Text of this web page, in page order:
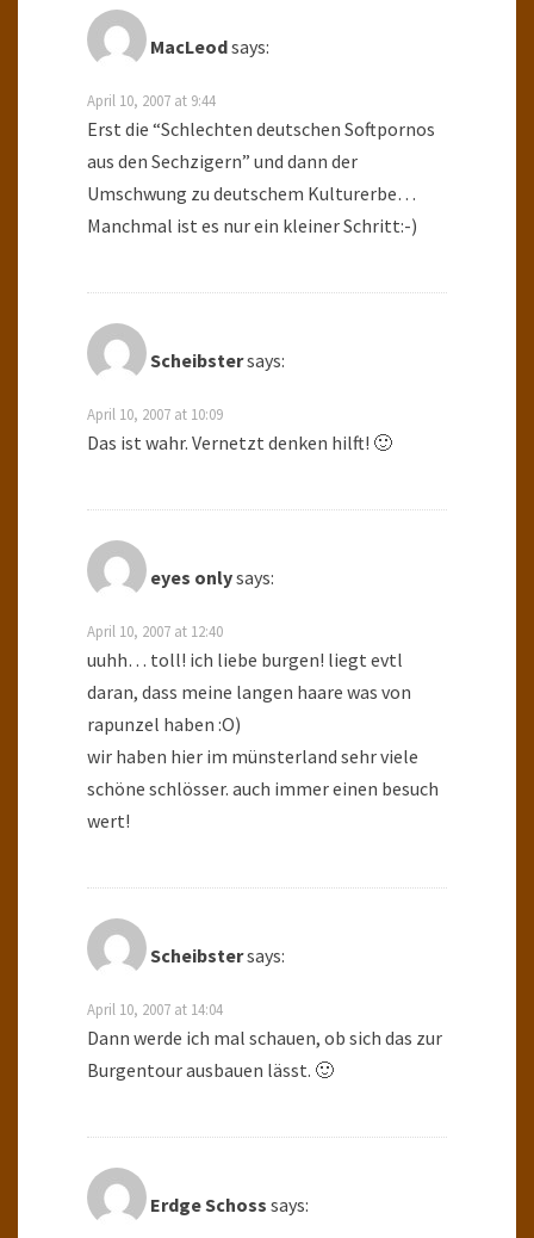
MacLeodsays:
April 10, 2007 at 9:44
Erst die “Schlechten deutschen Softpornos
aus den Sechzigern” und dann der
Umschwung zu deutschem Kulturerbe…
Manchmal ist es nur ein kleiner Schritt:-)
Scheibstersays:
April 10, 2007 at 10:09
Das ist wahr. Vernetzt denken hilft! 🙂
eyes onlysays:
April 10, 2007 at 12:40
uuhh… toll! ich liebe burgen! liegt evtl
daran, dass meine langen haare was von
rapunzel haben :O)
wir haben hier im münsterland sehr viele
schöne schlösser. auch immer einen besuch
wert!
Scheibstersays:
April 10, 2007 at 14:04
Dann werde ich mal schauen, ob sich das zur
Burgentour ausbauen lässt. 🙂
Erdge Schoss says: